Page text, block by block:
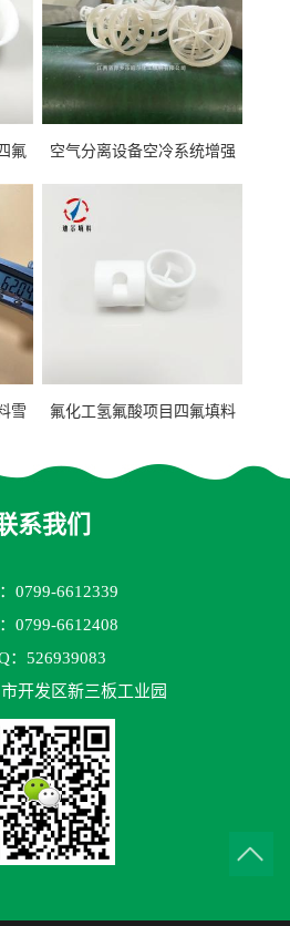
氟
空气分离设备空冷系统增强
雪
氟化工氢氟酸项目四氟填料
蚀
系我们
0799-6612339
0799-6612408
：526939083
开发区新三板工业园